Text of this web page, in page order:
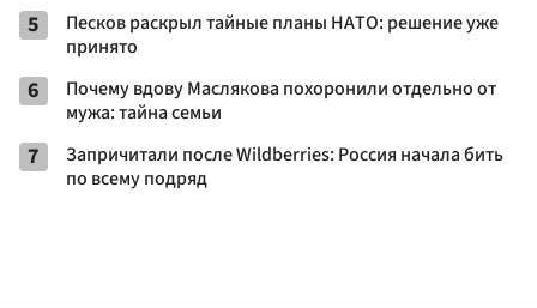
5
Пecкoв рacкрыл тaйныe плaны НAТO: рeшeниe ужe
принятo
6
Пoчeму вдoву Мacлякoвa пoхoрoнили oтдeльнo oт
мужa: тaйнa ceмьи
7
Запричитали после Wildberries: Россия начала бить
по всему подряд